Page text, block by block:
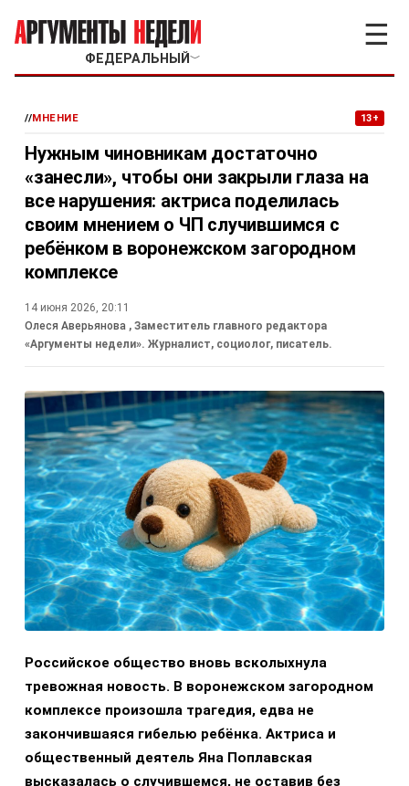
ФЕДЕРАЛЬНЫЙ ﹀
☰
//МНЕНИЕ 13+
Нужным чиновникам достаточно
«занесли», чтобы они закрыли глаза на
все нарушения: актриса поделилась
своим мнением о ЧП случившимся с
ребёнком в воронежском загородном
комплексе
14 июня 2026, 20:11
Олеся Аверьянова , Заместитель главного редактора
«Аргументы недели». Журналист, социолог, писатель.
Российское общество вновь всколыхнула
тревожная новость. В воронежском загородном
комплексе произошла трагедия, едва не
закончившаяся гибелью ребёнка. Актриса и
общественный деятель Яна Поплавская
высказалась о случившемся, не оставив без